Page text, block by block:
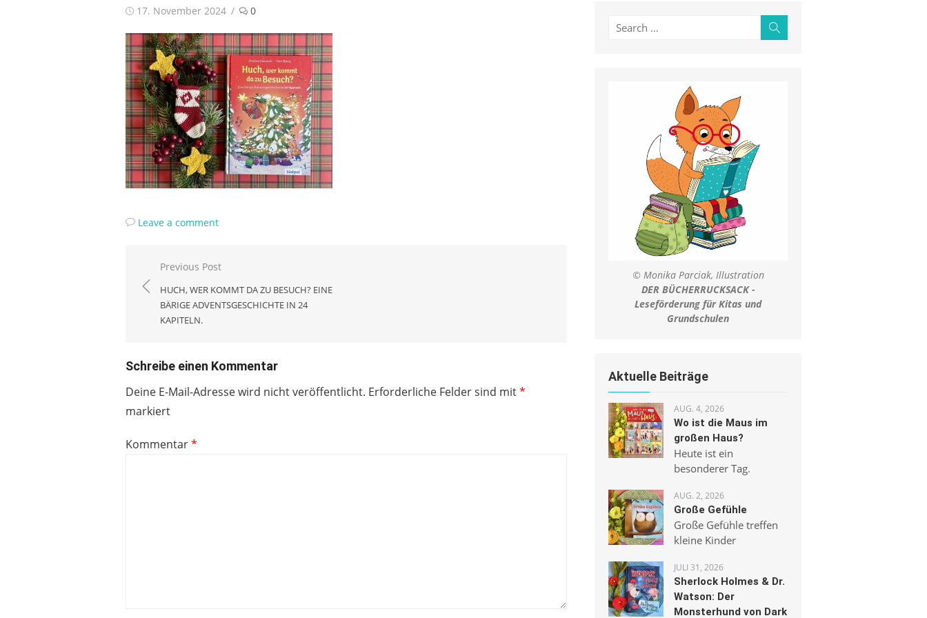
Posted
17. November 2024 0
Leave a comment
Beitragsnavigation
Previous Post
HUCH, WER KOMMT DA ZU BESUCH? EINE
BÄRIGE ADVENTSGESCHICHTE IN 24
KAPITELN.
Schreibe einen Kommentar
Deine E-Mail-Adresse wird nicht veröffentlicht. Erforderliche Felder sind mit*
markiert
Kommentar*
Search
© Monika Parciak, Illustration
DER BÜCHERRUCKSACK -
Leseförderung für Kitas und
Grundschulen
Aktuelle Beiträge
AUG. 4, 2026
Wo ist die Maus im
großen Haus?
Heute ist ein
besonderer Tag.
AUG. 2, 2026
Große Gefühle
Große Gefühle treffen
kleine Kinder
JULI 31, 2026
Sherlock Holmes & Dr.
Watson: Der
Monsterhund von Dark